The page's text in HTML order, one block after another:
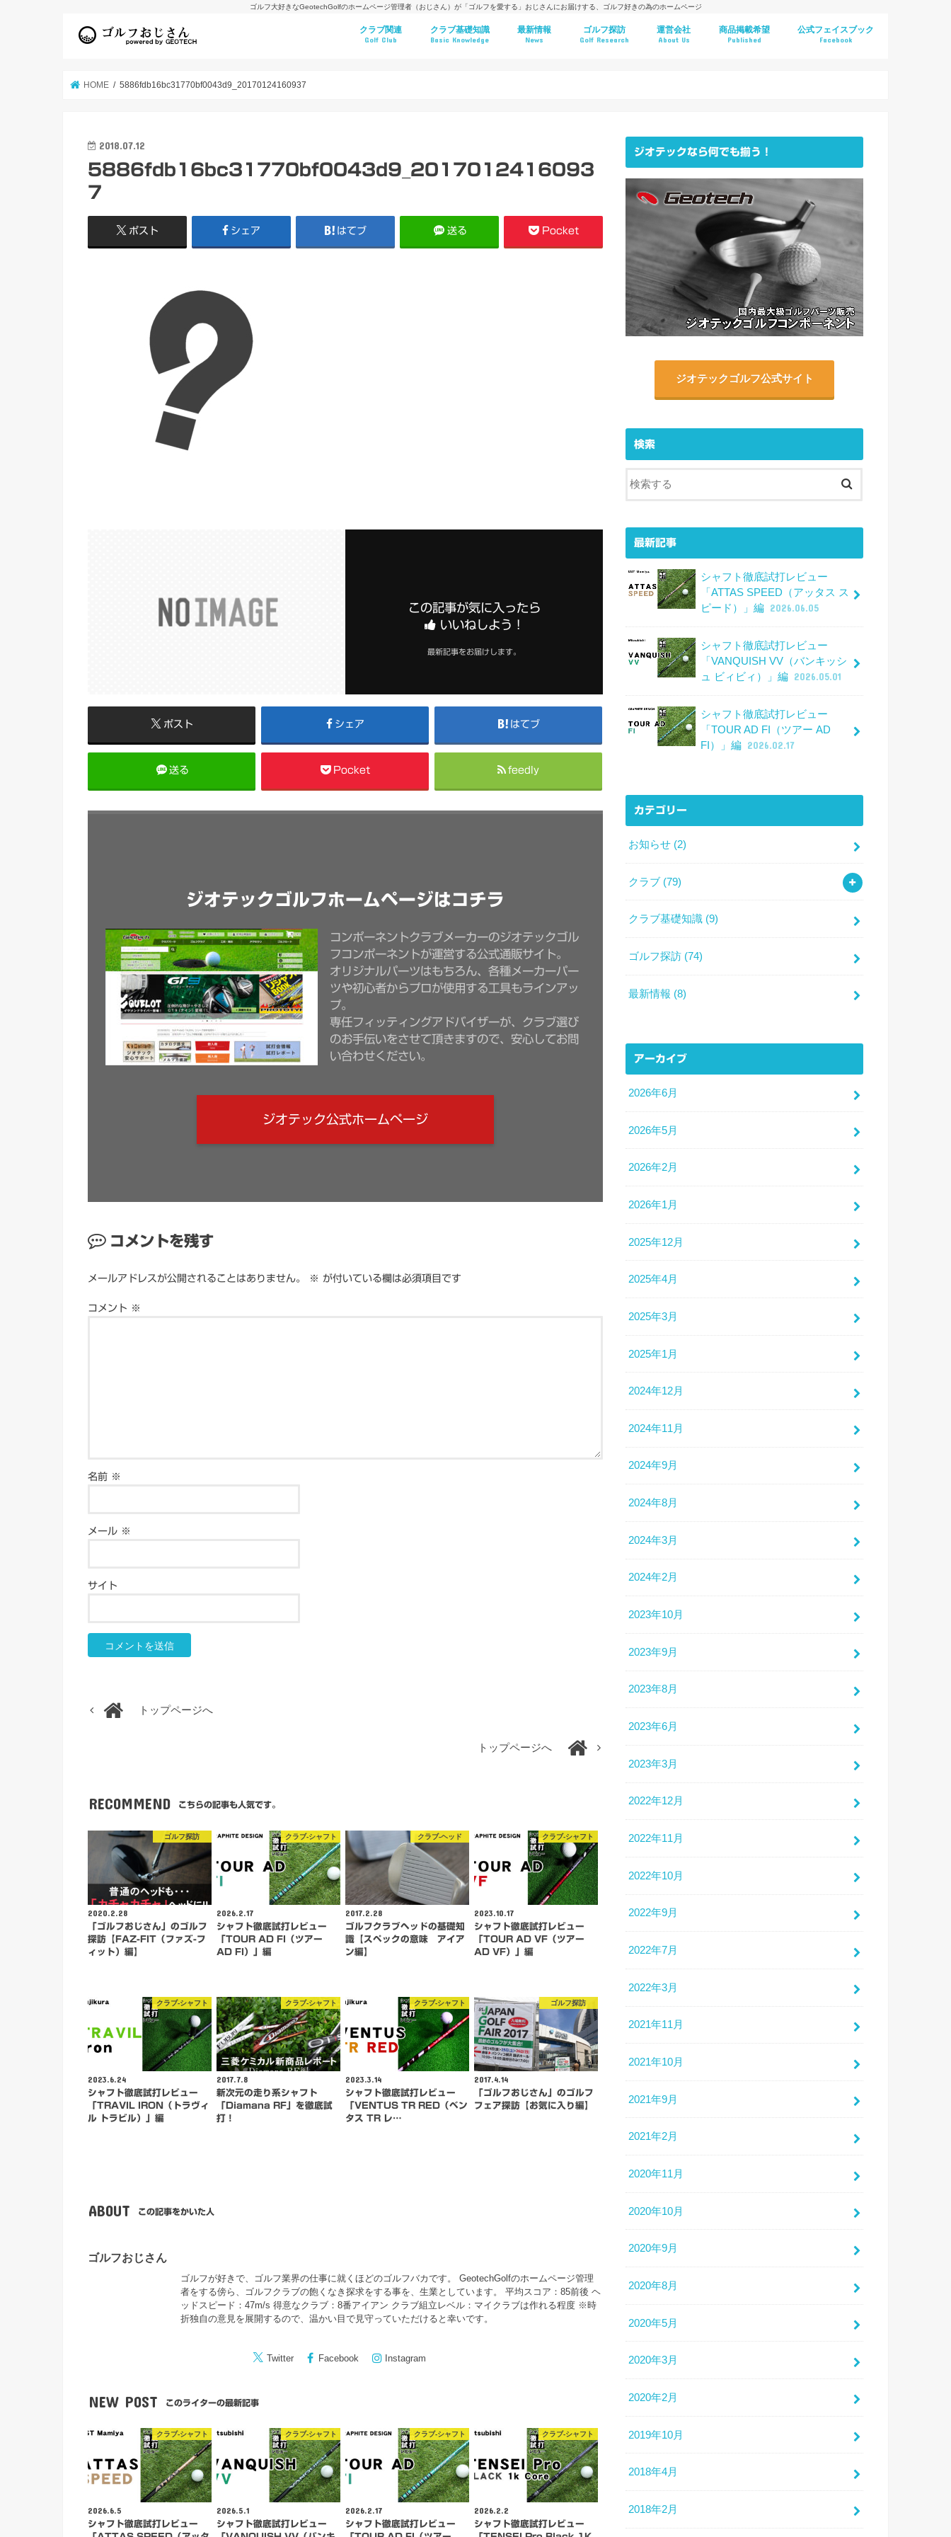
ゴルフ大好きなGeotechGolfのホームページ管理者（おじさん）が「ゴルフを愛する」おじさんにお届けする、ゴルフ好きの為のホームページ
クラブ関連
Golf Club
クラブ基礎知識
Basic Knowledge
最新情報
News
ゴルフ探訪
Golf Research
運営会社
About Us
商品掲載希望
Published
公式フェイスブック
Facebook
HOME 5886fdb16bc31770bf0043d9_20170124160937
2018.07.12
5886fdb16bc31770bf0043d9_2017012416093
7
ポスト シェア はてブ 送る Pocket
この記事が気に入ったら
いいねしよう！
最新記事をお届けします。
ポスト シェア はてブ
送る Pocket feedly
ジオテックゴルフホームページはコチラ
コンポーネントクラブメーカーのジオテックゴル
フコンポーネントが運営する公式通販サイト。
オリジナルパーツはもちろん、各種メーカーパー
ツや初心者からプロが使用する工具もラインアッ
プ。
専任フィッティングアドバイザーが、クラブ選び
のお手伝いをさせて頂きますので、安心してお問
い合わせください。
ジオテック公式ホームページ
コメントを残す
メールアドレスが公開されることはありません。 ※ が付いている欄は必須項目です
コメント ※
名前 ※
メール ※
サイト
トップページへ
トップページへ
RECOMMEND こちらの記事も人気です。
ゴルフ探訪
2020.2.28
「ゴルフおじさん」のゴルフ
探訪【FAZ-FIT（ファズ-フ
ィット）編】
クラブ-シャフト
2026.2.17
シャフト徹底試打レビュー
「TOUR AD FI（ツアー
AD FI）」編
クラブ-ヘッド
2017.2.28
ゴルフクラブヘッドの基礎知
識【スペックの意味 アイア
ン編】
クラブ-シャフト
2023.10.17
シャフト徹底試打レビュー
「TOUR AD VF（ツアー
AD VF）」編
クラブ-シャフト
2023.6.24
シャフト徹底試打レビュー
「TRAVIL IRON（トラヴィ
ル トラビル）」編
クラブ-シャフト
2017.7.8
新次元の走り系シャフト
「Diamana RF」を徹底試
打！
クラブ-シャフト
2023.3.14
シャフト徹底試打レビュー
「VENTUS TR RED（ベン
タス TR レ…
ゴルフ探訪
2017.4.14
「ゴルフおじさん」のゴルフ
フェア探訪【お気に入り編】
ABOUT この記事をかいた人
ゴルフおじさん
ゴルフが好きで、ゴルフ業界の仕事に就くほどのゴルフバカです。 GeotechGolfのホームページ管理
者をする傍ら、ゴルフクラブの飽くなき探求をする事を、生業としています。 平均スコア：85前後 ヘ
ッドスピード：47m/s 得意なクラブ：8番アイアン クラブ組立レベル：マイクラブは作れる程度 ※時
折独自の意見を展開するので、温かい目で見守っていただけると幸いです。
Twitter Facebook Instagram
NEW POST このライターの最新記事
クラブ-シャフト
2026.6.5
シャフト徹底試打レビュー
クラブ-シャフト
2026.5.1
シャフト徹底試打レビュー
クラブ-シャフト
2026.2.17
シャフト徹底試打レビュー
クラブ-シャフト
2026.2.2
シャフト徹底試打レビュー
ジオテックなら何でも揃う！
ジオテックゴルフ公式サイト
検索
最新記事
シャフト徹底試打レビュー
「ATTAS SPEED（アッタス ス
ピード）」編 2026.06.05
シャフト徹底試打レビュー
「VANQUISH VV（バンキッシ
ュ ビィビィ）」編 2026.05.01
シャフト徹底試打レビュー
「TOUR AD FI（ツアー AD
FI）」編 2026.02.17
カテゴリー
お知らせ (2)
クラブ (79)
クラブ基礎知識 (9)
ゴルフ探訪 (74)
最新情報 (8)
アーカイブ
2026年6月
2026年5月
2026年2月
2026年1月
2025年12月
2025年4月
2025年3月
2025年1月
2024年12月
2024年11月
2024年9月
2024年8月
2024年3月
2024年2月
2023年10月
2023年9月
2023年8月
2023年6月
2023年3月
2022年12月
2022年11月
2022年10月
2022年9月
2022年7月
2022年3月
2021年11月
2021年10月
2021年9月
2021年2月
2020年11月
2020年10月
2020年9月
2020年8月
2020年5月
2020年3月
2020年2月
2019年10月
2018年4月
2018年2月